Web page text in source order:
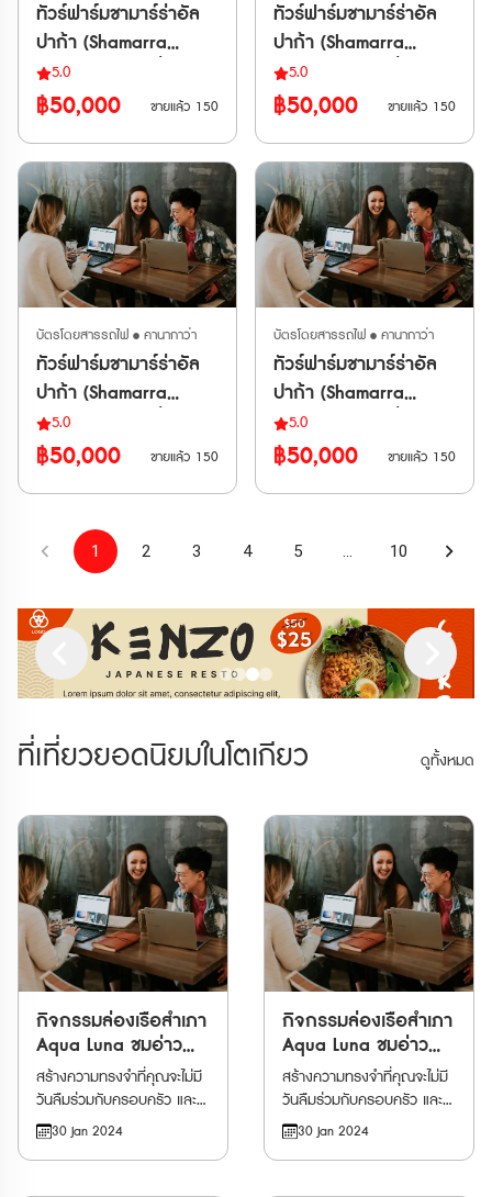
ทัวร์ฟาร์มชามาร์ร่าอัล
ปาก้า (Shamarra
Alpaca Farm) ที่เมือง
อาคาโรอา
5.0
฿50,000 ขายแล้ว 150
ทัวร์ฟาร์มชามาร์ร่าอัล
ปาก้า (Shamarra
Alpaca Farm) ที่เมือง
อาคาโรอา
5.0
฿50,000 ขายแล้ว 150
บัตรโดยสารรถไฟ • คานากาว่า
ทัวร์ฟาร์มชามาร์ร่าอัล
ปาก้า (Shamarra
Alpaca Farm) ที่เมือง
อาคาโรอา
5.0
฿50,000 ขายแล้ว 150
บัตรโดยสารรถไฟ • คานากาว่า
ทัวร์ฟาร์มชามาร์ร่าอัล
ปาก้า (Shamarra
Alpaca Farm) ที่เมือง
อาคาโรอา
5.0
฿50,000 ขายแล้ว 150
1 2 3 4 5 … 10
ที่เที่ยวยอดนิยมในโตเกียว ดูทั้งหมด
กิจกรรมล่องเรือสำเภา
Aqua Luna ชมอ่าว
วิคตอเรีย
สร้างความทรงจำที่คุณจะไม่มี
วันลืมร่วมกับครอบครัว และ
ผองเพื่อน เมื่อจองกิจกรรม
ล่องเรือรอบอ่าววิคตอ เรีย ที่
ทิวทัศน์อันน่าทึ่งของฮ่องกง
30 Jan 2024
กิจกรรมล่องเรือสำเภา
Aqua Luna ชมอ่าว
วิคตอเรีย
สร้างความทรงจำที่คุณจะไม่มี
วันลืมร่วมกับครอบครัว และ
ผองเพื่อน เมื่อจองกิจกรรม
ล่องเรือรอบอ่าววิคตอ เรีย ที่
ทิวทัศน์อันน่าทึ่งของฮ่องกง
30 Jan 2024